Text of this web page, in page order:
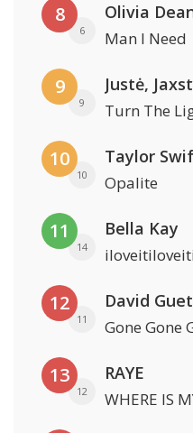
8
6
Olivia
Man I Need
9
9
Justė,
Turn The
10
10
Taylor
Opalite
11
14
Bella Kay
12
11 Gone Gone
13
12
RAYE
WHERE IS